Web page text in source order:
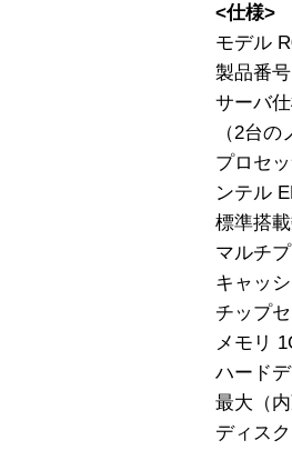
<仕様>
モデル
製品番
サーバ
（2台
プロセ
ンテル
標準搭
マルチ
キャッ
チップ
メモリ
ハード
最大（
ディス